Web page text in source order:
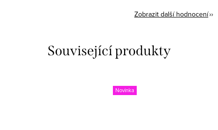
Zobrazit další hodnocení
Související produkty
Novinka